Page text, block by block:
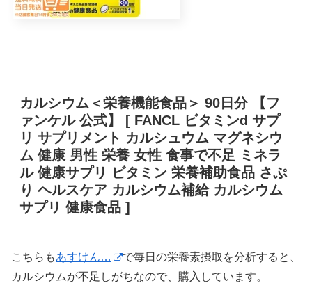
カルシウム＜栄養機能食品＞ 90日分 【フ
ァンケル 公式】 [ FANCL ビタミンd サプ
リ サプリメント カルシュウム マグネシウ
ム 健康 男性 栄養 女性 食事で不足 ミネラ
ル 健康サプリ ビタミン 栄養補助食品 さぷ
り ヘルスケア カルシウム補給 カルシウム
サプリ 健康食品 ]
こちらもあすけん…
で毎日の栄養素摂取を分析すると、
カルシウムが不足しがちなので、購入しています。